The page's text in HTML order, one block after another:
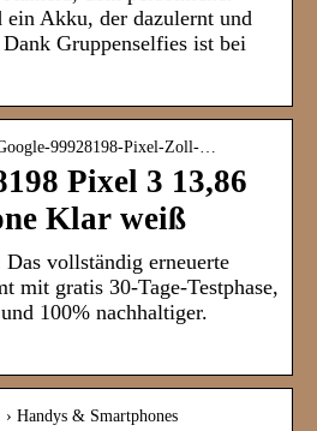
ein Akku, der dazulernt und
Gruppenselfies ist bei
99928198-Pixel-Zoll-…
Pixel 3 13,86
Klar weiß
Das vollständig erneuerte
mit gratis 30-Tage-Testphase,
100% nachhaltiger.
Handys & Smartphones